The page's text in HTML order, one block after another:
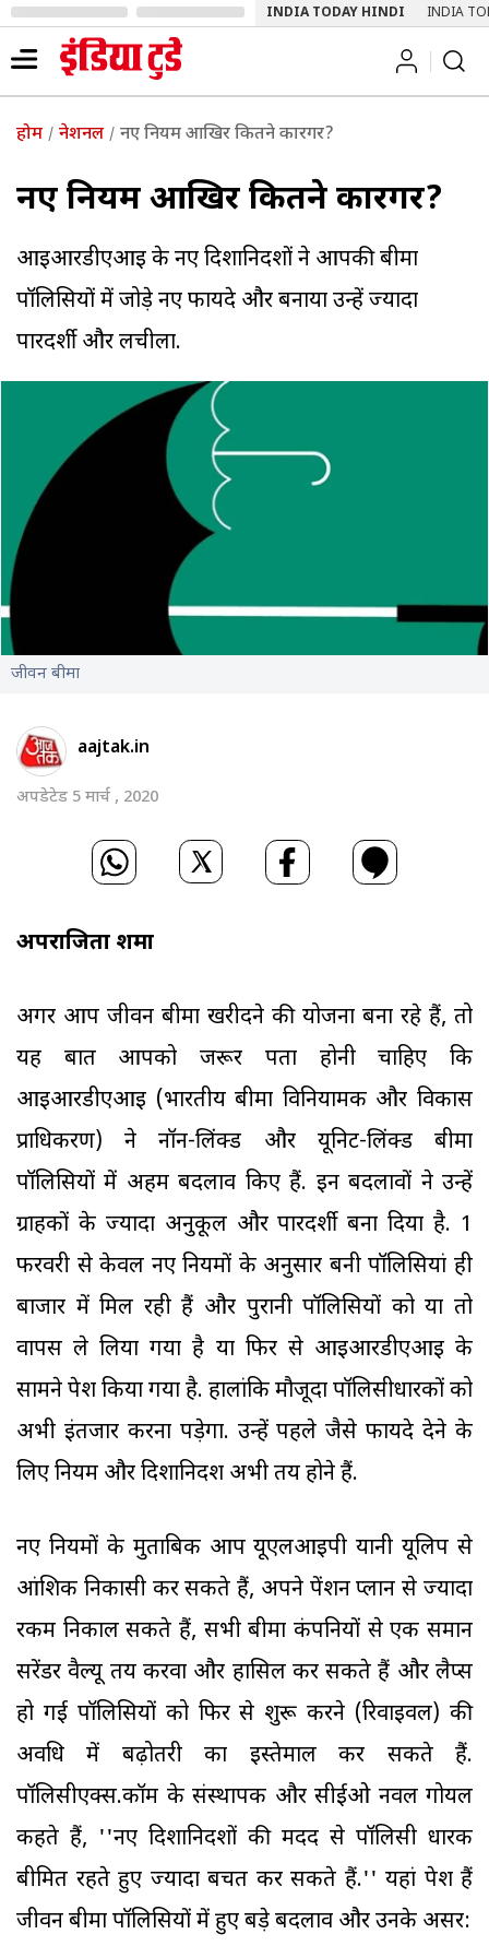
INDIA TODAY HINDI INDIA
होम नेशनल नए नियम आखिर कितने कारगर?
नए नियम आखिर कितने कारगर?
आइआरडीएआइ के नए दिशानिर्देशों ने आपकी बीमा
पॉलिसियों में जोड़े नए फायदे और बनाया उन्हें ज्यादा
पारदर्शी और लचीला.
जीवन बीमा
aajtak.in
अपडेटेड 5 मार्च , 2020
अपराजिता शर्मा
अगर आप जीवन बीमा खरीदने की योजना बना रहे हैं, तो
यह बात आपको जरूर पता होनी चाहिए कि
आइआरडीएआइ (भारतीय बीमा विनियामक और विकास
प्राधिकरण) ने नॉन-लिंक्ड और यूनिट-लिंक्ड बीमा
पॉलिसियों में अहम बदलाव किए हैं. इन बदलावों ने उन्हें
ग्राहकों के ज्यादा अनुकूल और पारदर्शी बना दिया है. 1
फरवरी से केवल नए नियमों के अनुसार बनी पॉलिसियां ही
बाजार में मिल रही हैं और पुरानी पॉलिसियों को या तो
वापस ले लिया गया है या फिर से आइआरडीएआइ के
सामने पेश किया गया है. हालांकि मौजूदा पॉलिसीधारकों को
अभी इंतजार करना पड़ेगा. उन्हें पहले जैसे फायदे देने के
लिए नियम और दिशानिर्देश अभी तय होने हैं.
नए नियमों के मुताबिक आप यूएलआइपी यानी यूलिप से
आंशिक निकासी कर सकते हैं, अपने पेंशन प्लान से ज्यादा
रकम निकाल सकते हैं, सभी बीमा कंपनियों से एक समान
सरेंडर वैल्यू तय करवा और हासिल कर सकते हैं और लैप्स
हो गई पॉलिसियों को फिर से शुरू करने (रिवाइवल) की
अवधि में बढ़ोतरी का इस्तेमाल कर सकते हैं.
पॉलिसीएक्स.कॉम के संस्थापक और सीईओ नवल गोयल
कहते हैं, ''नए दिशानिर्देशों की मदद से पॉलिसी धारक
बीमित रहते हुए ज्यादा बचत कर सकते हैं.'' यहां पेश हैं
जीवन बीमा पॉलिसियों में हुए बड़े बदलाव और उनके असर: